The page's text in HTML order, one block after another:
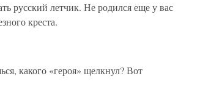
русский летчик. Не родился еще у вас
креста.
какого «героя» щелкнул? Вот